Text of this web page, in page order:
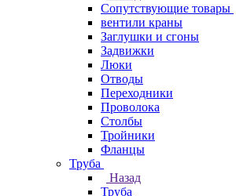
Сопутствующие товары
вентили краны
Заглушки и сгоны
Задвижки
Люки
Отводы
Переходники
Проволока
Столбы
Тройники
Фланцы
Труба
Назад
Труба